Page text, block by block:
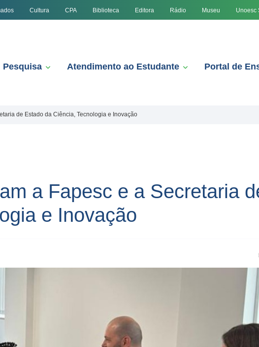
Cultura CPA Biblioteca Editora Rádio Museu Unoesc
Pesquisa Atendimento ao Estudante Portal de
de Estado da Ciência, Tecnologia e Inovação
a Fapesc e a Secretaria
e Inovação